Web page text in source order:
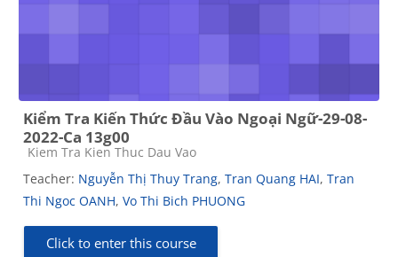
Kiểm Tra Kiến Thức Đầu Vào Ngoại Ngữ-29-08-
2022-Ca 13g00
Course category
Kiem Tra Kien Thuc Dau Vao
Teacher: Nguyễn Thị Thuy Trang, Tran Quang HAI, Tran
Thi Ngoc OANH, Vo Thi Bich PHUONG
Click to enter this course